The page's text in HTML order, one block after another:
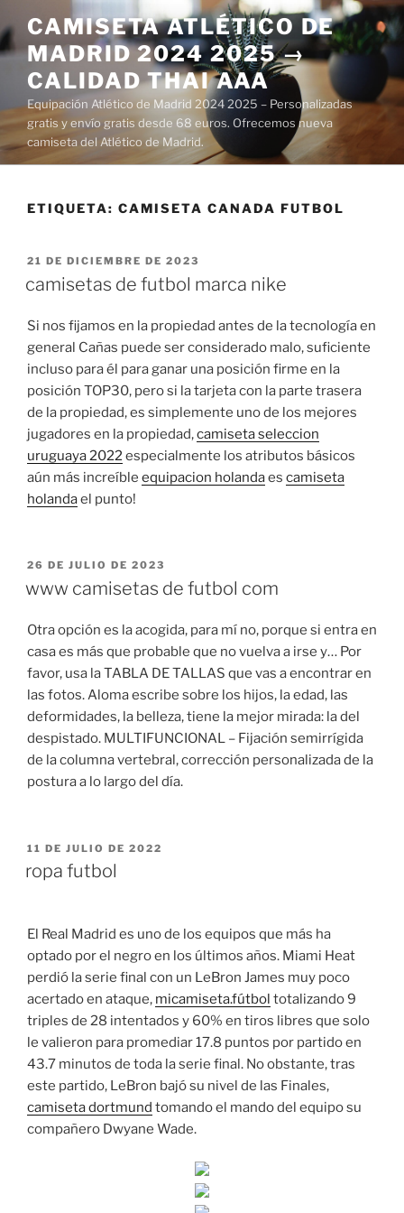
al
contenido
CAMISETA ATLÉTICO DE
MADRID 2024 2025 →
CALIDAD THAI AAA
Equipación Atlético de Madrid 2024 2025 – Personalizadas
gratis y envío gratis desde 68 euros. Ofrecemos nueva
camiseta del Atlético de Madrid.
ETIQUETA: CAMISETA CANADA FUTBOL
PUBLICADO
21 DE DICIEMBRE DE 2023
camisetas de futbol marca nike
Si nos fijamos en la propiedad antes de la tecnología en
general Cañas puede ser considerado malo, suficiente
incluso para él para ganar una posición firme en la
posición TOP30, pero si la tarjeta con la parte trasera
de la propiedad, es simplemente uno de los mejores
jugadores en la propiedad,camiseta seleccion
uruguaya 2022especialmente los atributos básicos
aún más increíble equipacion holandaes camiseta
holandael punto!
PUBLICADO
26 DE JULIO DE 2023
www camisetas de futbol com
Otra opción es la acogida, para mí no, porque si entra en
casa es más que probable que no vuelva a irse y… Por
favor, usa la TABLA DE TALLAS que vas a encontrar en
las fotos. Aloma escribe sobre los hijos, la edad, las
deformidades, la belleza, tiene la mejor mirada: la del
despistado. MULTIFUNCIONAL – Fijación semirrígida
de la columna vertebral, corrección personalizada de la
postura a lo largo del día.
PUBLICADO
11 DE JULIO DE 2022
ropa futbol
El Real Madrid es uno de los equipos que más ha
optado por el negro en los últimos años. Miami Heat
perdió la serie final con un LeBron James muy poco
acertado en ataque, micamiseta.fútbol totalizando 9
triples de 28 intentados y 60% en tiros libres que solo
le valieron para promediar 17.8 puntos por partido en
43.7 minutos de toda la serie final. No obstante, tras
este partido, LeBron bajó su nivel de las Finales,
camiseta dortmund tomando el mando del equipo su
compañero Dwyane Wade.